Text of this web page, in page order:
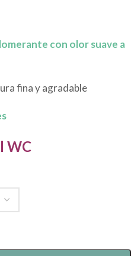
con olor suave a
fina y agradable
WC